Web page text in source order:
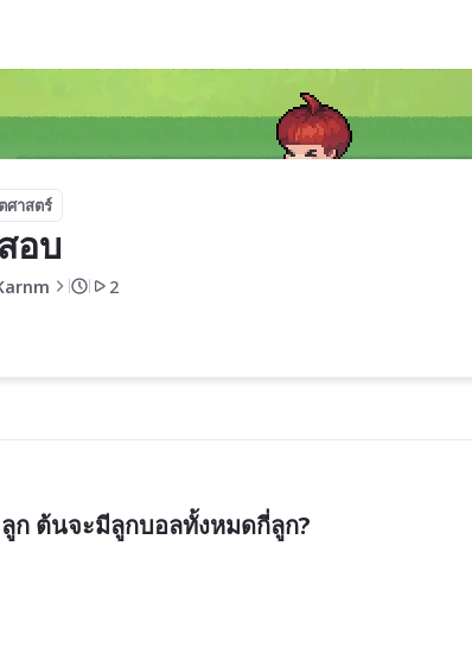
าสตร์
อบ
2
ก ต้นจะมีลูกบอลทั้งหมดกี่ลูก?